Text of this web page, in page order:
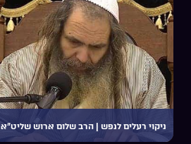
ניקוי רעלים לנפש | הרב שלום ארוש שליט”א